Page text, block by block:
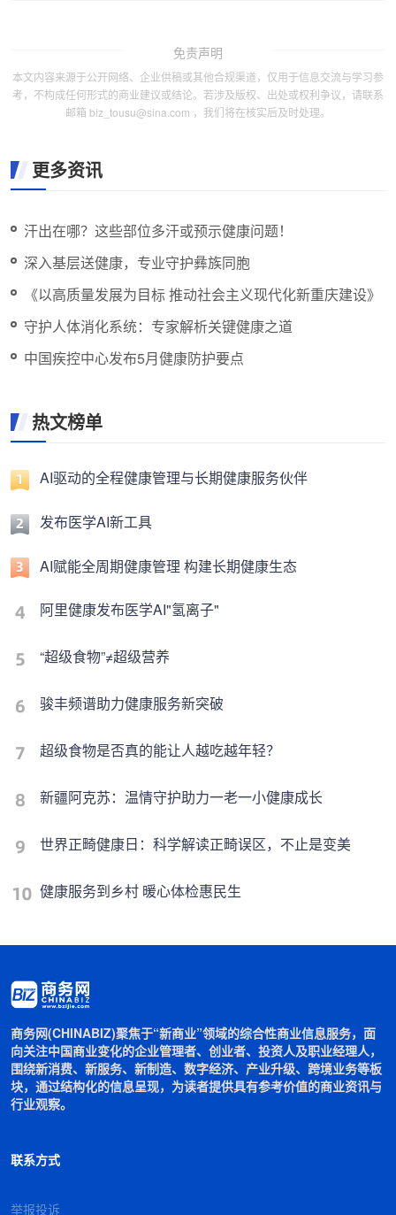
免责声明
本文内容来源于公开网络、企业供稿或其他合规渠道，仅用于信息交流与学习参
考，不构成任何形式的商业建议或结论。若涉及版权、出处或权利争议，请联系
邮箱 biz_tousu@sina.com ，我们将在核实后及时处理。
更多资讯
汗出在哪？这些部位多汗或预示健康问题！
深入基层送健康，专业守护彝族同胞
《以高质量发展为目标 推动社会主义现代化新重庆建设》
守护人体消化系统：专家解析关键健康之道
中国疾控中心发布5月健康防护要点
热文榜单
AI驱动的全程健康管理与长期健康服务伙伴
发布医学AI新工具
AI赋能全周期健康管理 构建长期健康生态
阿里健康发布医学AI"氢离子"
“超级食物”≠超级营养
骏丰频谱助力健康服务新突破
超级食物是否真的能让人越吃越年轻？
新疆阿克苏：温情守护助力一老一小健康成长
世界正畸健康日：科学解读正畸误区，不止是变美
健康服务到乡村 暖心体检惠民生
商务网(CHINABIZ)聚焦于“新商业”领域的综合性商业信息服务，面
向关注中国商业变化的企业管理者、创业者、投资人及职业经理人，
围绕新消费、新服务、新制造、数字经济、产业升级、跨境业务等板
块，通过结构化的信息呈现，为读者提供具有参考价值的商业资讯与
行业观察。
联系方式
举报投诉